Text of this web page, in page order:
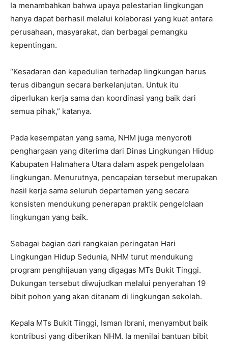
Ia menambahkan bahwa upaya pelestarian lingkungan
hanya dapat berhasil melalui kolaborasi yang kuat antara
perusahaan, masyarakat, dan berbagai pemangku
kepentingan.
“Kesadaran dan kepedulian terhadap lingkungan harus
terus dibangun secara berkelanjutan. Untuk itu
diperlukan kerja sama dan koordinasi yang baik dari
semua pihak,” katanya.
Pada kesempatan yang sama, NHM juga menyoroti
penghargaan yang diterima dari Dinas Lingkungan Hidup
Kabupaten Halmahera Utara dalam aspek pengelolaan
lingkungan. Menurutnya, pencapaian tersebut merupakan
hasil kerja sama seluruh departemen yang secara
konsisten mendukung penerapan praktik pengelolaan
lingkungan yang baik.
Sebagai bagian dari rangkaian peringatan Hari
Lingkungan Hidup Sedunia, NHM turut mendukung
program penghijauan yang digagas MTs Bukit Tinggi.
Dukungan tersebut diwujudkan melalui penyerahan 19
bibit pohon yang akan ditanam di lingkungan sekolah.
Kepala MTs Bukit Tinggi, Isman Ibrani, menyambut baik
kontribusi yang diberikan NHM. Ia menilai bantuan bibit